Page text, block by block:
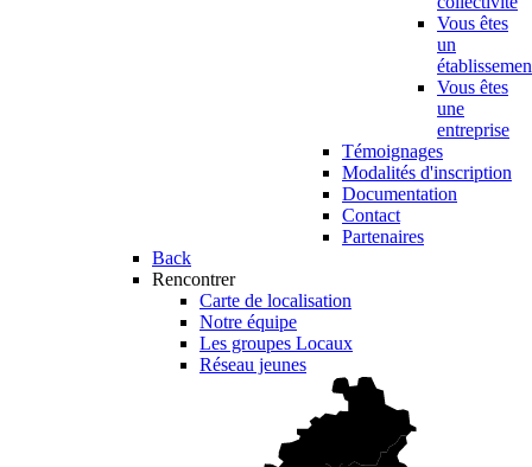
Vous êtes
un
Vous êtes
une
entreprise
Témoignages
Modalités d'inscription
Documentation
Contact
Partenaires
Back
Rencontrer
Carte de localisation
Notre équipe
Les groupes Locaux
Réseau jeunes